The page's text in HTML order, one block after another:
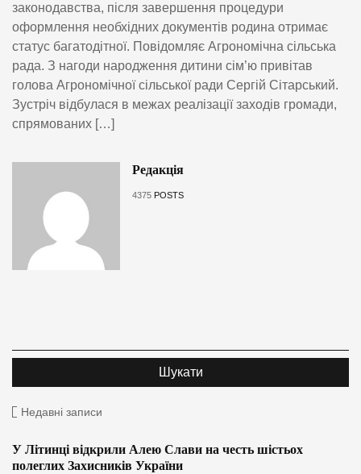
законодавства, після завершення процедури
оформлення необхідних документів родина отримає
статус багатодітної. Повідомляє Агрономічна сільська
рада. З нагоди народження дитини сім’ю привітав
голова Агрономічної сільської ради Сергій Сітарський.
Зустріч відбулася в межах реалізації заходів громади,
спрямованих […]
Редакція
4375 POSTS
Недавні записи
У Літинці відкрили Алею Слави на честь шістьох
полеглих Захисників України